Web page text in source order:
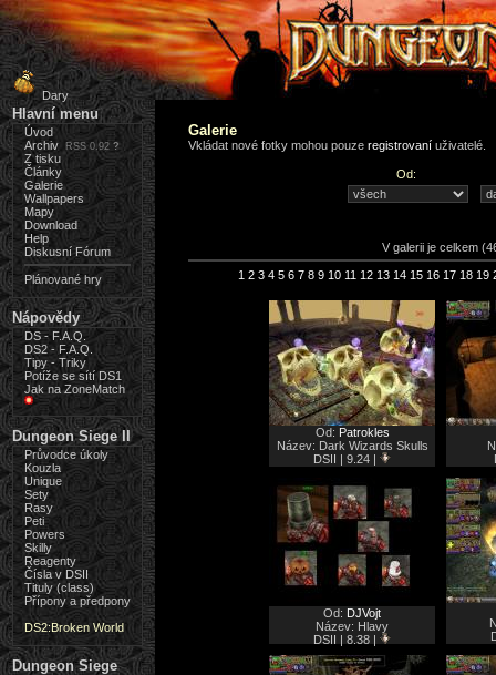
Dary
Hlavní menu
Úvod
Archiv
RSS 0.92 ?
Z tisku
Články
Galerie
Wallpapers
Mapy
Download
Help
Diskusní Fórum
Plánované hry
Nápovědy
DS - F.A.Q.
DS2 - F.A.Q.
Tipy - Triky
Potíže se sítí DS1
Jak na ZoneMatch
Dungeon Siege II
Průvodce úkoly
Kouzla
Unique
Sety
Rasy
Peti
Powers
Skilly
Reagenty
Čísla v DSII
Tituly (class)
Přípony a předpony
DS2:Broken World
Dungeon Siege
Galerie
Vkládat nové fotky mohou pouze registrovaní uživatelé.
Od:
V galerii je celkem
1 2 3 4 5 6 7 8 9 10 11 12 13 14 15 16 17 18 19
Od: Patrokles
Název: Dark Wizards Skulls
DSII | 9.24 |
Od: DJVojt
Název: Hlavy
DSII | 8.38 |